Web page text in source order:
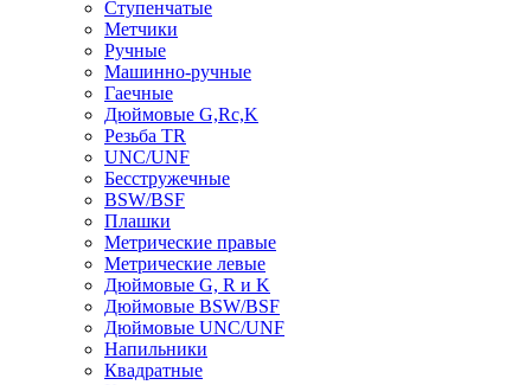
Ступенчатые
Метчики
Ручные
Машинно-ручные
Гаечные
Дюймовые G,Rc,K
Резьба TR
UNC/UNF
Бесстружечные
BSW/BSF
Плашки
Метрические правые
Метрические левые
Дюймовые G, R и K
Дюймовые BSW/BSF
Дюймовые UNC/UNF
Напильники
Квадратные